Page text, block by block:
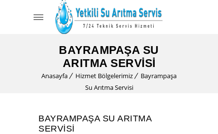
BAYRAMPAŞA SU
ARITMA SERVISI
Anasayfa Hizmet Bölgelerimiz
Bayrampaşa
Su Arıtma Servisi
BAYRAMPAŞA SU ARITMA
SERVISI